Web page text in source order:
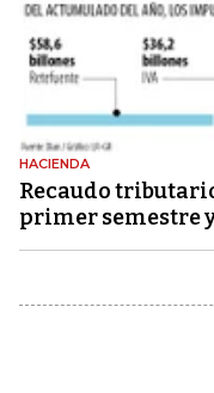
HACIENDA
Recaudo
primer semestre